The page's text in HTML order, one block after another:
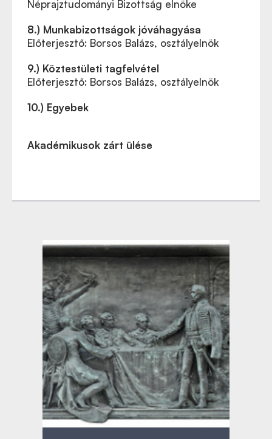
Néprajztudományi Bizottság elnöke
8.) Munkabizottságok jóváhagyása
Előterjesztő: Borsos Balázs, osztályelnök
9.) Köztestületi tagfelvétel
Előterjesztő: Borsos Balázs, osztályelnök
10.) Egyebek
Akadémikusok zárt ülése